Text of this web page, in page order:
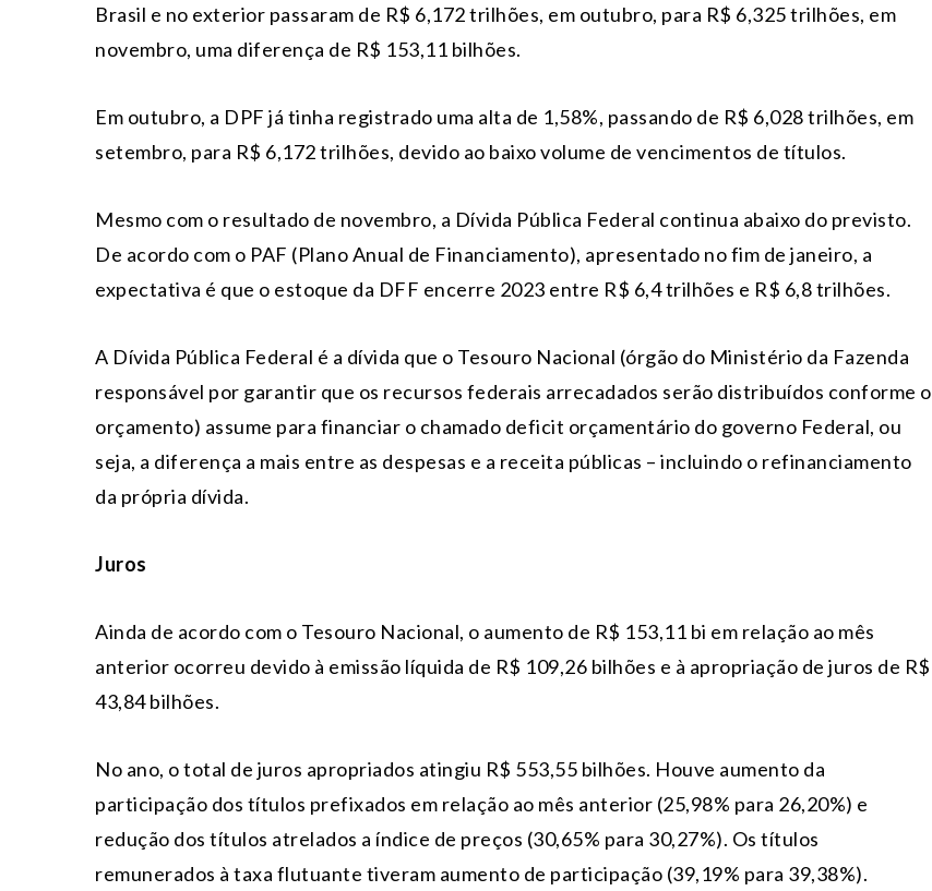
Brasil e no exterior passaram de R$ 6,172 trilhões, em outubro, para R$ 6,325 trilhões, em
novembro, uma diferença de R$ 153,11 bilhões.
Em outubro, a DPF já tinha registrado uma alta de 1,58%, passando de R$ 6,028 trilhões, em
setembro, para R$ 6,172 trilhões, devido ao baixo volume de vencimentos de títulos.
Mesmo com o resultado de novembro, a Dívida Pública Federal continua abaixo do previsto.
De acordo com o PAF (Plano Anual de Financiamento), apresentado no fim de janeiro, a
expectativa é que o estoque da DFF encerre 2023 entre R$ 6,4 trilhões e R$ 6,8 trilhões.
A Dívida Pública Federal é a dívida que o Tesouro Nacional (órgão do Ministério da Fazenda
responsável por garantir que os recursos federais arrecadados serão distribuídos conforme o
orçamento) assume para financiar o chamado deficit orçamentário do governo Federal, ou
seja, a diferença a mais entre as despesas e a receita públicas – incluindo o refinanciamento
da própria dívida.
Juros
Ainda de acordo com o Tesouro Nacional, o aumento de R$ 153,11 bi em relação ao mês
anterior ocorreu devido à emissão líquida de R$ 109,26 bilhões e à apropriação de juros de R$
43,84 bilhões.
No ano, o total de juros apropriados atingiu R$ 553,55 bilhões. Houve aumento da
participação dos títulos prefixados em relação ao mês anterior (25,98% para 26,20%) e
redução dos títulos atrelados a índice de preços (30,65% para 30,27%). Os títulos
remunerados à taxa flutuante tiveram aumento de participação (39,19% para 39,38%).